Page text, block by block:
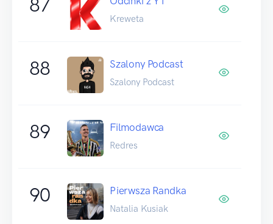
87
Kreweta
88 Szalony Podcast
Szalony Podcast
89 Filmodawca
Redres
90 Pierwsza Randka
Natalia Kusiak